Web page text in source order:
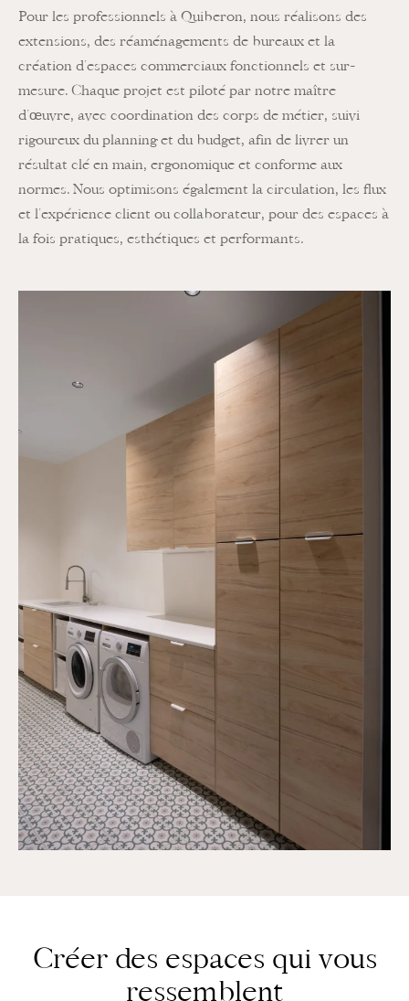
Pour les professionnels à Quiberon, nous réalisons des
extensions, des réaménagements de bureaux et la
création d’espaces commerciaux fonctionnels et sur-
mesure. Chaque projet est piloté par notre maître
d’œuvre, avec coordination des corps de métier, suivi
rigoureux du planning et du budget, afin de livrer un
résultat clé en main, ergonomique et conforme aux
normes. Nous optimisons également la circulation, les flux
et l’expérience client ou collaborateur, pour des espaces à
la fois pratiques, esthétiques et performants.
Créer des espaces qui vous
ressemblent